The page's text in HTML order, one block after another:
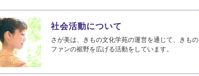
社会活動について
さが美は、きもの文化学苑の運営を通じて、きもの
ファンの裾野を広げる活動をしています。